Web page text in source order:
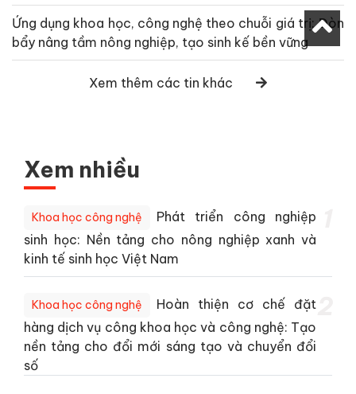
Ứng dụng khoa học, công nghệ theo chuỗi giá trị: Đòn
bẩy nâng tầm nông nghiệp, tạo sinh kế bền vững
Xem thêm các tin khác
Xem nhiều
Khoa học công nghệ
Phát triển công nghiệp
sinh học: Nền tảng cho nông nghiệp xanh và
kinh tế sinh học Việt Nam
Khoa học công nghệ
Hoàn thiện cơ chế đặt
hàng dịch vụ công khoa học và công nghệ: Tạo
nền tảng cho đổi mới sáng tạo và chuyển đổi
số